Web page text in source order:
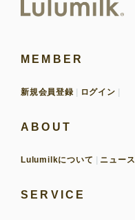
MEMBER
新規会員登録 ログイン
ABOUT
Lulumilkについて ニュース
SERVICE